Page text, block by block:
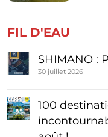
FIL D'EAU
SHIMANO :
30 juillet 2026
100